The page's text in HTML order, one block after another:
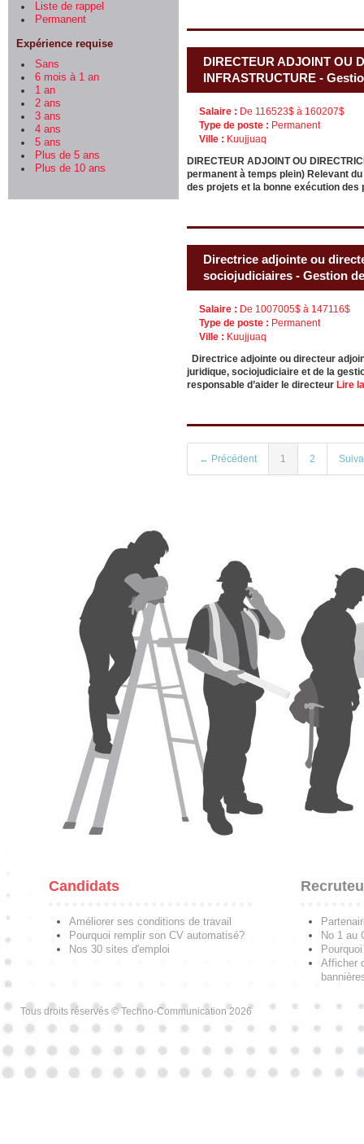
Liste de rappel
Permanent
Expérience requise
Sans
6 mois à 1 an
1 an
2 ans
3 ans
4 ans
5 ans
Plus de 5 ans
Plus de 10 ans
DIRECTEUR ADJOINT OU
INFRASTRUCTURE -
Salaire : De 116523$ à 160207$
Type de poste : Permanent
Ville : Kuujjuaq
DIRECTEUR ADJOINT OU
permanent à temps plein) Relevant
des projets et la bonne exécution
Directrice adjointe ou
sociojudiciaires - Gestion
Salaire : De 1007005$ à 147116$
Type de poste : Permanent
Ville : Kuujjuaq
Directrice adjointe ou directeur
juridique, sociojudiciaire et de la
responsable d’aider le directeur Lire
← Précédent 1 2
Candidats
Améliorer ses conditions de travail
Pourquoi remplir son CV automatisé?
Nos 30 sites d'emploi
No 1 au
Afficher
Tous droits réservés © Techno-Communication 2026